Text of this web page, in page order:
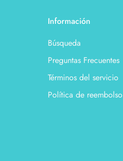
Información
Búsqueda
Preguntas Frecuentes
Términos del servicio
Política de reembolso